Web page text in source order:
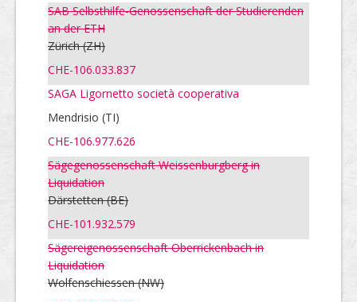
SAB Selbsthilfe-Genossenschaft der Studierenden
an der ETH
Zürich(ZH)
CHE-106.033.837
SAGA Ligornetto società cooperativa
Mendrisio (TI)
CHE-106.977.626
Sägegenossenschaft Weissenburgberg in
Liquidation
Därstetten(BE)
CHE-101.932.579
Sägereigenossenschaft Oberrickenbach in
Liquidation
Wolfenschiessen(NW)